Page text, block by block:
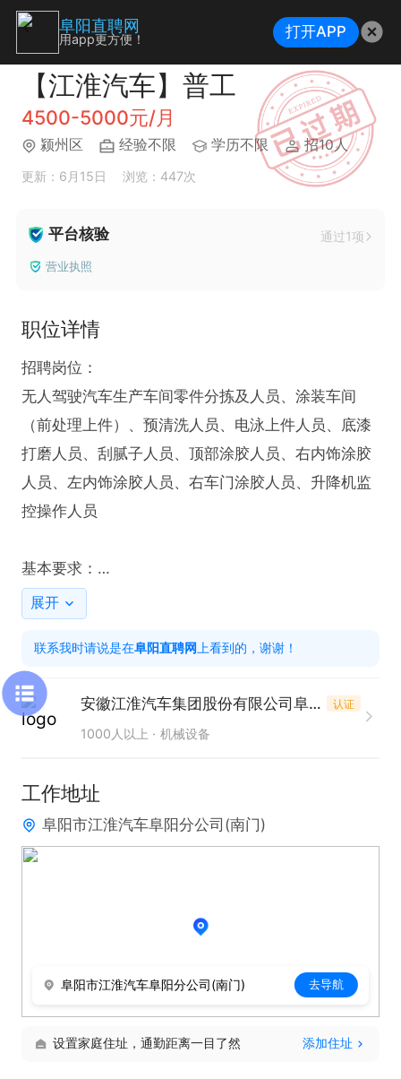
【江淮汽车】普工
4500-5000元/月
颍州区 经验不限 学历不限 招10人
更新：6月15日 浏览：447次
平台核验 通过1项
营业执照
职位详情
招聘岗位：
无人驾驶汽车生产车间零件分拣及人员、涂装车间
（前处理上件）、预清洗人员、电泳上件人员、底漆
打磨人员、刮腻子人员、顶部涂胶人员、右内饰涂胶
人员、左内饰涂胶人员、右车门涂胶人员、升降机监
控操作人员
基本要求：
1、政审符合要求，无违法犯罪记录、无不良堵好等。
合作精神
3、 能够适应工厂生产节奏，服从工作安排和岗位调
配
4、 具备良好的沟通能力和学习能力，愿意接受岗位
5、有相关汽车生产、机械制造行业工作经验者优先
考虑
薪资待遇：月收入约4500-5000元。
每月自费80元保险费用。入职不满7天、自离旷离无
展开
联系我时请说是在阜阳直聘网 上看到的，谢谢！
安徽江淮汽车集团股份有限公司阜阳分公司 认证
1000人以上 机械设备
工作地址
阜阳市江淮汽车阜阳分公司(南门)
阜阳市江淮汽车阜阳分公司(南门) 去导航
设置家庭住址，通勤距离一目了然 添加住址
阜阳直聘网
用app更方便！ 打开APP